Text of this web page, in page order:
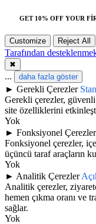
GET 10% OFF YOUR
Customize Reject All
Tarafından
✖
... daha fazla göster
► Gerekli Çerezler
Gerekli çerezler,
site özelliklerini
Yok
► Fonksiyonel Çerezler
Fonksiyonel çerezler,
üçüncü taraf araçların
Yok
► Analitik Çerezler
Analitik çerezler,
hemen çıkma oranı ve
sağlar.
Yok